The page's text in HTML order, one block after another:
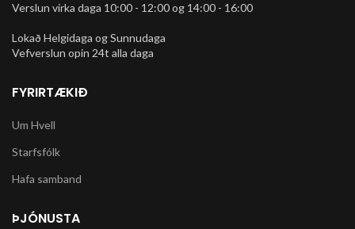
Verslun virka daga 10:00 - 12:00 og 14:00 - 16:00
Lokað Helgidaga og Sunnudaga
Vefverslun opin 24t alla daga
FYRIRTÆKIÐ
Um Hvell
Starfsfólk
Hafa samband
ÞJÓNUSTA